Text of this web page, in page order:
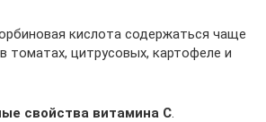
кислота содержаться чаще
томатах, цитрусовых, картофеле и
свойства витамина С.